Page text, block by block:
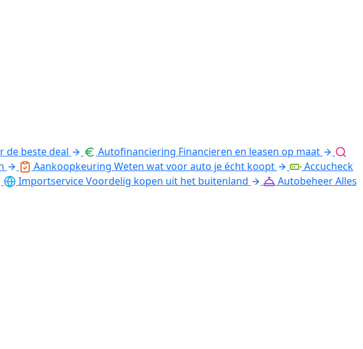
de beste deal Autofinanciering Financieren en leasen op maat
Aankoopkeuring Weten wat voor auto je écht koopt
Accucheck
ImportserviceVoordelig kopen uit het buitenland AutobeheerAlles